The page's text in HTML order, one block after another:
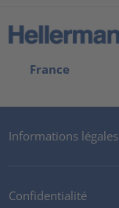
France
Informations légales
Confidentialité